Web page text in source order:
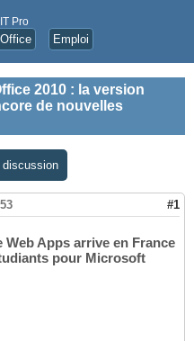
Pro
Emploi
2010 : la version
de nouvelles
discussion
#1
Apps arrive en France
pour Microsoft